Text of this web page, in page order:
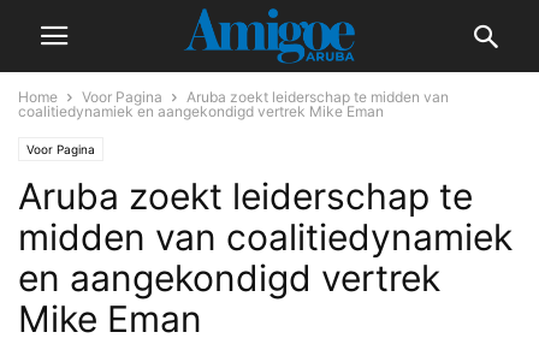
Home Voor Pagina
Aruba zoekt leiderschap te midden van
coalitiedynamiek en aangekondigd vertrek Mike Eman
Voor Pagina
Aruba zoekt leiderschap te
midden van coalitiedynamiek
en aangekondigd vertrek
Mike Eman